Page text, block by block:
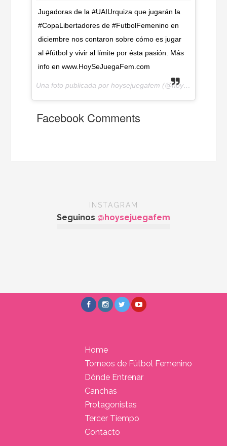
Jugadoras de la #UAIUrquiza que jugarán la
#CopaLibertadores de #FutbolFemenino en
diciembre nos contaron sobre cómo es jugar
al #fútbol y vivir al límite por ésta pasión. Más
info en www.HoySeJuegaFem.com
Una foto publicada por hoysejuegafem (@hoysejuegafem) el
Facebook Comments
INSTAGRAM
Seguinos @hoysejuegafem
Home
Torneos de Fútbol Femenino
Dónde Entrenar
Canchas
Protagonistas
Tercer Tiempo
Contacto